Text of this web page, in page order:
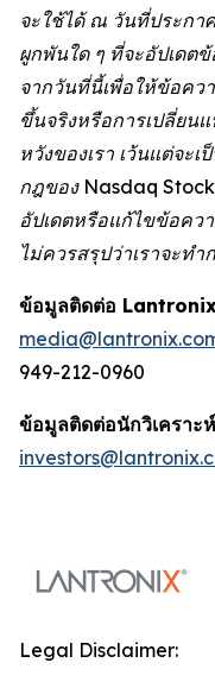
จะใช้ได้ ณ วันที่ประกา
ผูกพันใด ๆ ที่จะอัปเดต
จากวันที่นี้เพื่อให้ข้อคว
ขึ้นจริงหรือการเปลี่ยน
หวังของเรา เว้นแต่จะ
กฎของ Nasdaq
อัปเดตหรือแก้ไขข้อคว
ไม่ควรสรุปว่าเราจะท
ข้อมูลติดต่อ
949-212-0960
ข้อมูลติดต่อนักวิเครา
Legal Disclaimer: